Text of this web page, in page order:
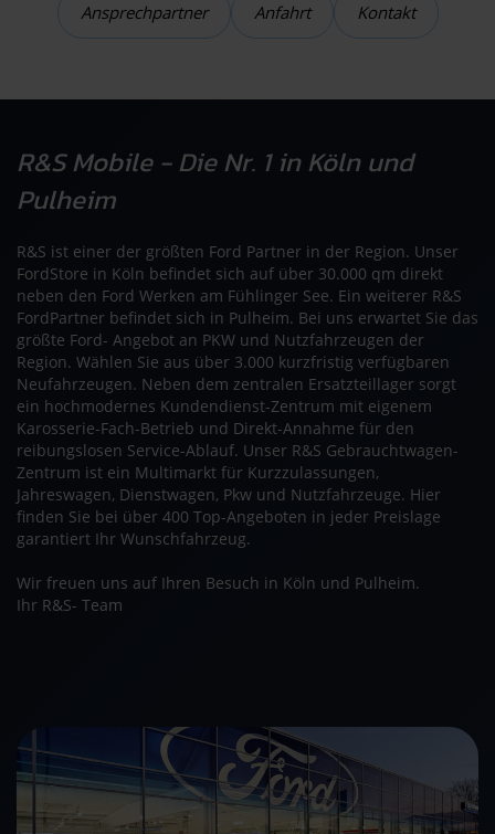
Ansprechpartner Anfahrt Kontakt
R&S Mobile - Die Nr. 1 in Köln und
Pulheim
R&S ist einer der größten Ford Partner in der Region. Unser
FordStore in Köln befindet sich auf über 30.000 qm direkt
neben den Ford Werken am Fühlinger See. Ein weiterer R&S
FordPartner befindet sich in Pulheim. Bei uns erwartet Sie das
größte Ford- Angebot an PKW und Nutzfahrzeugen der
Region. Wählen Sie aus über 3.000 kurzfristig verfügbaren
Neufahrzeugen. Neben dem zentralen Ersatzteillager sorgt
ein hochmodernes Kundendienst-Zentrum mit eigenem
Karosserie-Fach-Betrieb und Direkt-Annahme für den
reibungslosen Service-Ablauf. Unser R&S Gebrauchtwagen-
Zentrum ist ein Multimarkt für Kurzzulassungen,
Jahreswagen, Dienstwagen, Pkw und Nutzfahrzeuge. Hier
finden Sie bei über 400 Top-Angeboten in jeder Preislage
garantiert Ihr Wunschfahrzeug.
Wir freuen uns auf Ihren Besuch in Köln und Pulheim.
Ihr R&S- Team